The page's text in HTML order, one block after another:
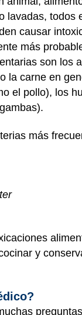
lavadas, todos
causar
más
son los
la carne en
el pollo), los
más
y